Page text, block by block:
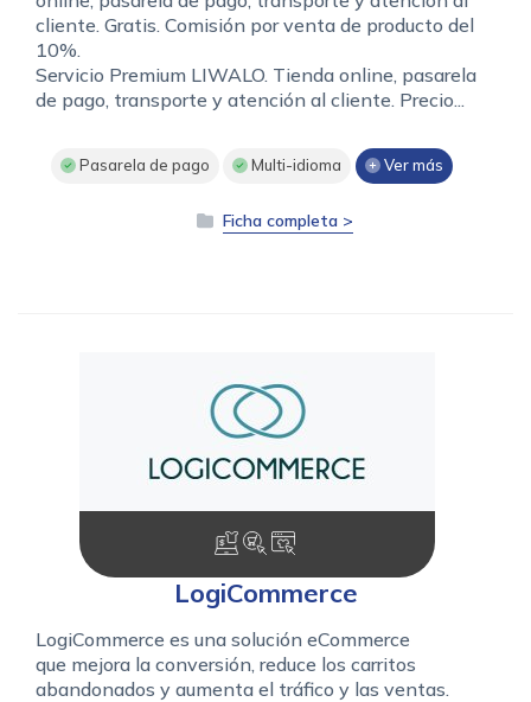
cliente. Gratis. Comisión por venta de producto del
10%.
Servicio Premium LIWALO. Tienda online, pasarela
de pago, transporte y atención al cliente. Precio...
Pasarela de pago Multi-idioma Ver más
Ficha completa >
LogiCommerce
LogiCommerce es una solución eCommerce
que mejora la conversión, reduce los carritos
abandonados y aumenta el tráfico y las ventas.